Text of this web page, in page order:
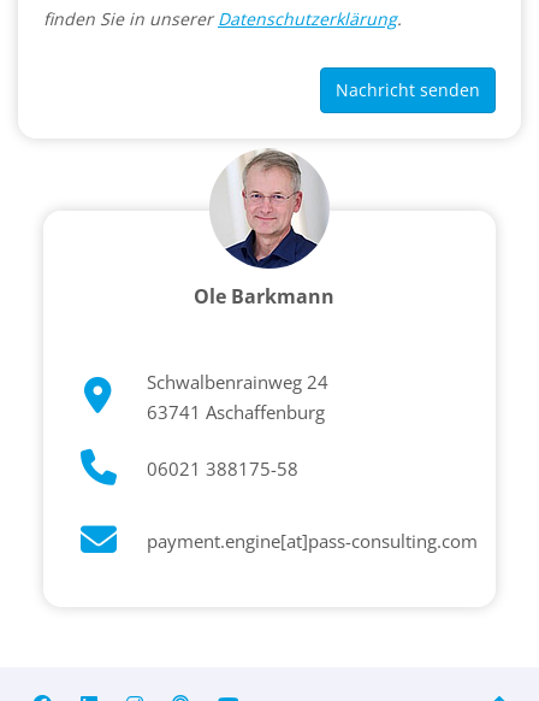
finden Sie in unsererDatenschutzerklärung.
Nachricht senden
Ole Barkmann
Schwalbenrainweg 24
63741 Aschaffenburg
06021 388175-58
payment.engine[at]pass-consulting.com